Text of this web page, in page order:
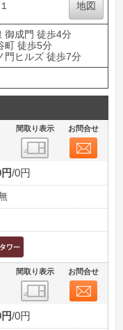
地図
御成門 徒歩4分
町 徒歩5分
門ヒルズ 徒歩7分
間取り表示 お問合せ
0円
間取り表示 お問合せ
0円